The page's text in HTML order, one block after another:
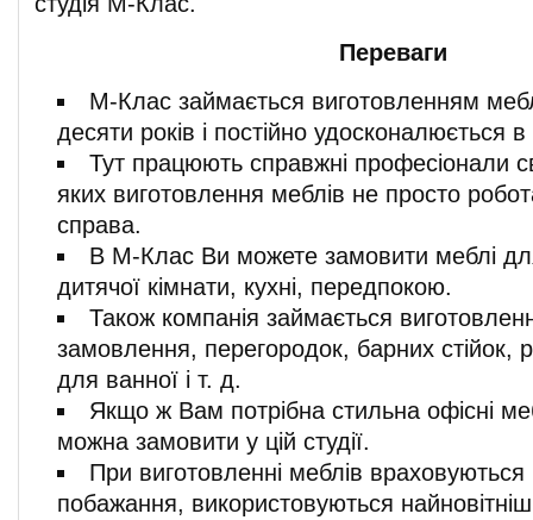
Переваги
М-Клас займається виготовленням
десяти років і постійно удосконалюється в
Тут працюють справжні професіонали
яких виготовлення меблів не просто
справа.
В М-Клас Ви можете замовити меблі для
дитячої кімнати, кухні, передпокою.
Також компанія займається
замовлення, перегородок, барних стійок,
для ванної і т. д.
Якщо ж Вам потрібна стильна офісні
можна замовити у цій студії.
При виготовленні меблів враховуються
побажання, використовуються найновітніші